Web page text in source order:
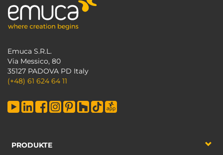
Emuca S.R.L.
Via Messico, 80
35127 PADOVA PD Italy
(+48) 61 624 64 11
PRODUKTE